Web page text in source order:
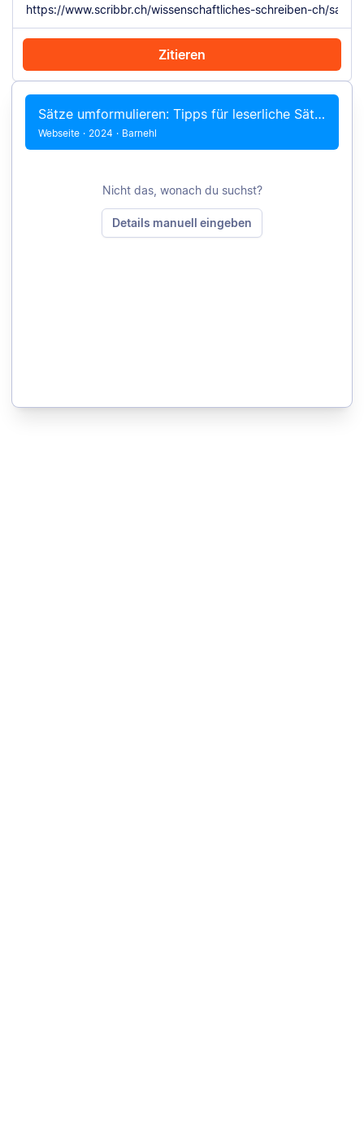
Zitieren
Mit Chrome zitieren Manuell zitieren
Sätze umformulieren: Tipps für leserliche Sätze
Webseite · 2024 · Barnehl
Nicht das, wonach du suchst?
Details manuell eingeben